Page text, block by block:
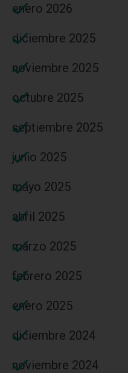
enero 2026
diciembre 2025
noviembre 2025
octubre 2025
septiembre 2025
junio 2025
mayo 2025
abril 2025
marzo 2025
febrero 2025
enero 2025
diciembre 2024
noviembre 2024